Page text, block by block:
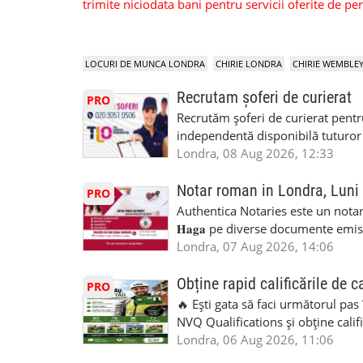
trimite niciodata bani pentru servicii oferite de
LOCURI DE MUNCA LONDRA CHIRIE LONDRA CHIRIE WEMBLEY
PRO Recrutam șoferi de curierat
Recrutăm șoferi de curierat
independentă disponibilă
experiența, deoarece se va
GBP-170,00 GBP/zi + TVA
performanță de 10 GBP + 1,8
Kilometraj folosit in interes de
perioada anului Bonus pentru
diversificata si motivata Luare
comunicare și un proces
management superior SMS-uri
așteptați pentru a fi plătit
pachete, conducând și coborând
Londra, 08 Aug 2026, 12:33
PRO Notar roman in Londra, Luni
Authentica Notaries este un
𝐇𝐚𝐠𝐚 pe diverse documente
căsătorie) ♦ 𝐩𝐫𝐨𝐜𝐮𝐫𝐢 ♦
împrumut în România) ♦ 𝐭𝐫𝐚𝐝𝐮𝐜𝐞𝐫𝐢
judiciar din România ♦Certificat
Identificari (ex.ID1) Legal, fără
sâmbăta 🕒 Program: • Luni -
Londra, 07 Aug 2026, 14:06
PRO Obține rapid calificările de
🔥 Ești gata să faci următorul
NVQ Qualifications și obține
Calificări recunoscute în UK ✅
Londra, 06 Aug 2026, 11:06